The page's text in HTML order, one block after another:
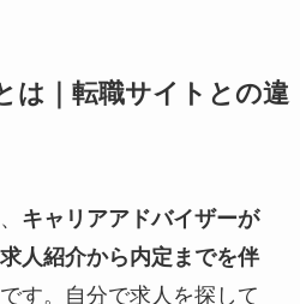
は｜転職サイトとの違
キャリアアドバイザーが
人紹介から内定までを伴
です。自分で求人を探して